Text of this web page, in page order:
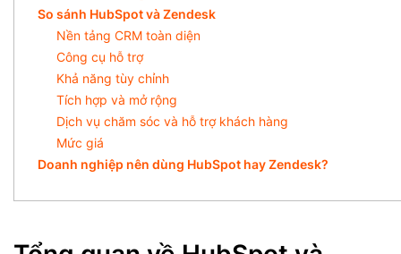
So sánh HubSpot và Zendesk
Nền tảng CRM toàn diện
Công cụ hỗ trợ
Khả năng tùy chỉnh
Tích hợp và mở rộng
Dịch vụ chăm sóc và hỗ trợ khách hàng
Mức giá
Doanh nghiệp nên dùng HubSpot hay Zendesk?